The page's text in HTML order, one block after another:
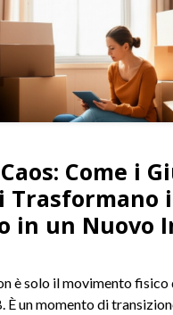
Come i
Trasformano
in un Nuovo
è solo il movimento fisico
È un momento di